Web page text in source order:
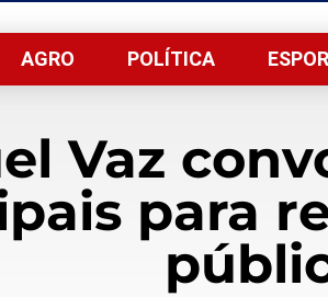
AGRO POLÍTICA
Vaz
para